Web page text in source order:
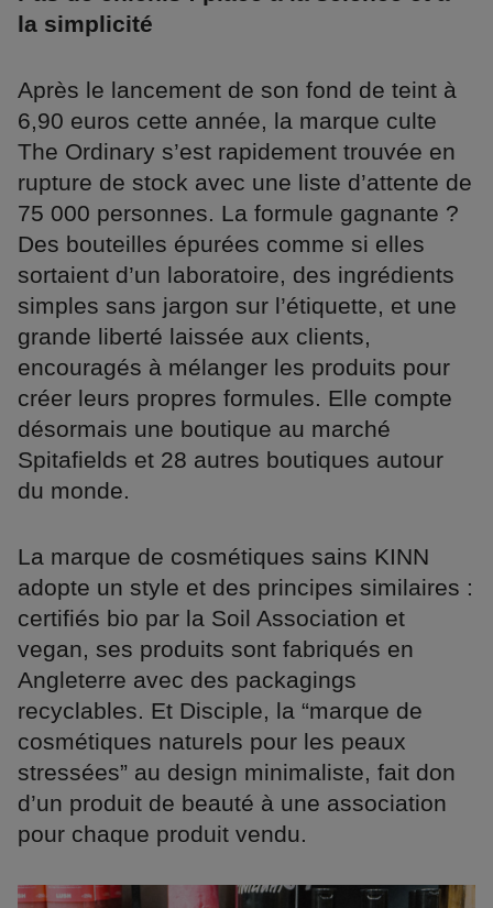
la simplicité
Après le lancement de son fond de teint à
6,90 euros cette année, la marque culte
The Ordinary s’est rapidement trouvée en
rupture de stock avec une liste d’attente de
75 000 personnes. La formule gagnante ?
Des bouteilles épurées comme si elles
sortaient d’un laboratoire, des ingrédients
simples sans jargon sur l’étiquette, et une
grande liberté laissée aux clients,
encouragés à mélanger les produits pour
créer leurs propres formules. Elle compte
désormais une boutique au marché
Spitafields et 28 autres boutiques autour
du monde.
La marque de cosmétiques sains KINN
adopte un style et des principes similaires :
certifiés bio par la Soil Association et
vegan, ses produits sont fabriqués en
Angleterre avec des packagings
recyclables. Et Disciple, la “marque de
cosmétiques naturels pour les peaux
stressées” au design minimaliste, fait don
d’un produit de beauté à une association
pour chaque produit vendu.